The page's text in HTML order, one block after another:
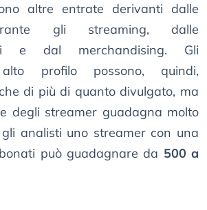
altre entrate derivanti dalle
gli streaming, dalle
e dal merchandising. Gli
profilo possono, quindi,
di più di quanto divulgato, ma
degli streamer guadagna molto
gli analisti uno streamer con una
può guadagnare da 500 a